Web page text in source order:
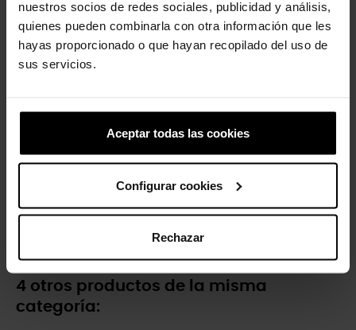
nuestros socios de redes sociales, publicidad y análisis,
quienes pueden combinarla con otra información que les
hayas proporcionado o que hayan recopilado del uso de
sus servicios.
Aceptar todas las cookies
Configurar cookies
Rechazar
Zuecos de niños Classic
39,91 € 31,93 €
Sandalias unisex Classic U
39,91 € 31,93 €
4 otros productos de la misma
categoría: